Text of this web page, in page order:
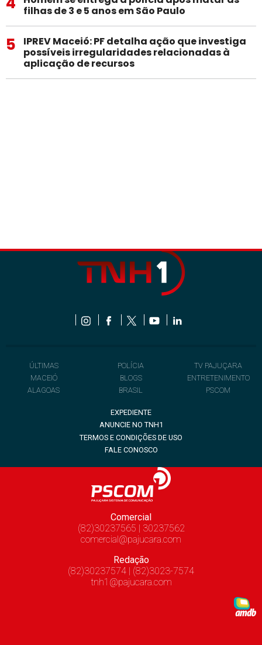
filhas de 3 e 5 anos em São Paulo
5
IPREV Maceió: PF detalha ação que investiga
possíveis irregularidades relacionadas à
aplicação de recursos
ÚLTIMAS
MACEIÓ
ALAGOAS
POLÍCIA
BLOGS
BRASIL
TV PAJUÇARA
ENTRETENIMENTO
PSCOM
EXPEDIENTE
ANUNCIE NO TNH1
TERMOS E CONDIÇÕES DE USO
FALE CONOSCO
Comercial
(82)30237565 | 30237562
comercial@pajucara.com
Redação
(82)30237574 | (82)3023-7574
tnh1@pajucara.com